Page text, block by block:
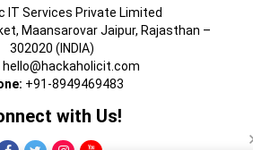
IT Services Private Limited
Maansarovar Jaipur, Rajasthan –
302020 (INDIA)
hello@hackaholicit.com
+91-8949469483
with Us!